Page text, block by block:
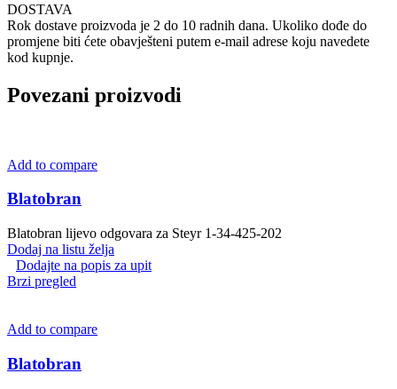
DOSTAVA
Rok dostave proizvoda je 2 do 10 radnih dana. Ukoliko dođe do
promjene biti ćete obavješteni putem e-mail adrese koju navedete
kod kupnje.
Povezani proizvodi
Add to compare
Blatobran
Blatobran lijevo odgovara za Steyr 1-34-425-202
Dodaj na listu želja
Dodajte na popis za upit
Brzi pregled
Add to compare
Blatobran